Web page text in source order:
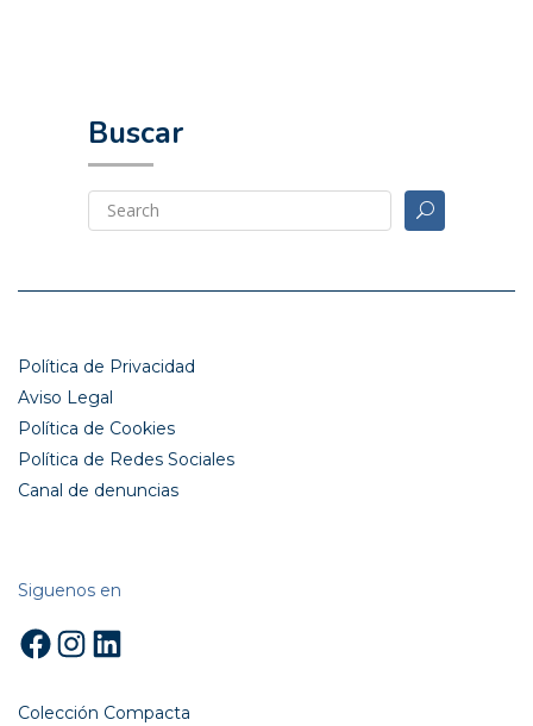
Buscar
Política de Privacidad
Aviso Legal
Política de Cookies
Política de Redes Sociales
Canal de denuncias
Siguenos en
Facebook
Instagram
LinkedIn
Colección Compacta